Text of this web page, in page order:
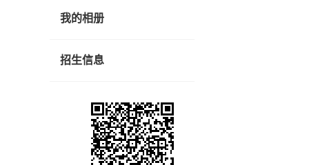
我的相册
招生信息